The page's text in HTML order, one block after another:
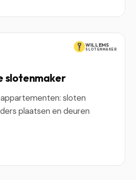
WILLEMS
SLOTENMAKER
slotenmaker
sloten
plaatsen en deuren